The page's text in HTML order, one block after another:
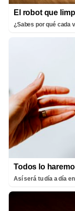
El robot que
¿Sabes por qué cada
Todos lo
Así será tu día a día